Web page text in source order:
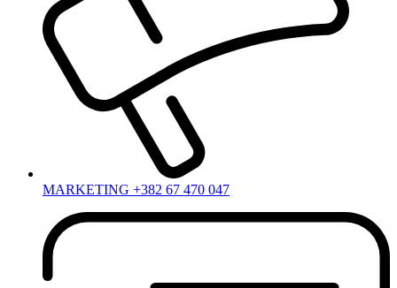
MARKETING +382 67 470 047